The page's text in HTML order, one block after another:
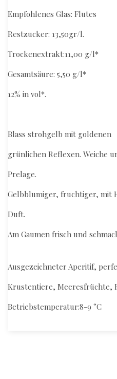
Empfohlenes Glas: Flutes
Restzucker: 13,50gr/l.
Trockenextrakt:11,00 g/l*
Gesamtsäure: 5,50 g/l*
12% in vol*.
Blass strohgelb mit goldenen
grünlichen Reflexen. Weiche
Prelage.
Gelbblumiger, fruchtiger, mit
Duft.
Am Gaumen frisch und
Ausgezeichneter Aperitif,
Krustentiere, Meeresfrüchte,
Betriebstemperatur:8-9 °C